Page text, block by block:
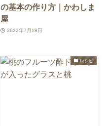
の基本の作り方｜かわしま
屋
2023年7月18日
レシピ